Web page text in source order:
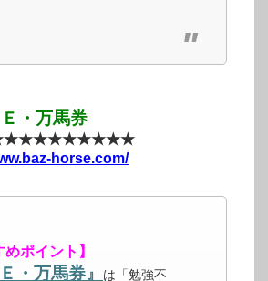
・万馬券
】★★★★★★★★★★
horse.com/
めポイント】
・万馬券』
は「勉強不